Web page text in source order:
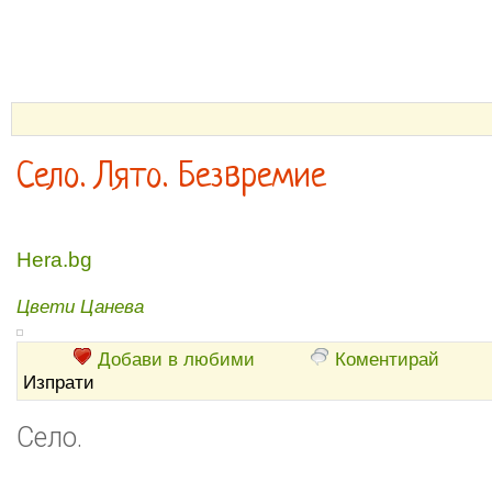
Село. Лято. Безвремие
Hera.bg
Цвети Цанева
Добави в любими
Коментирай
Изпрати
Село.